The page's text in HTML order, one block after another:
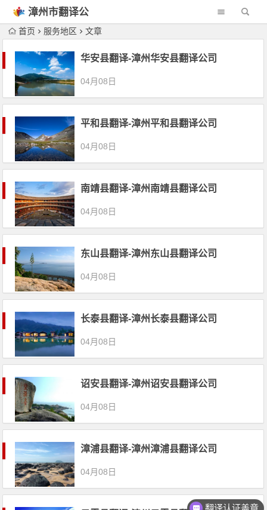
漳州市翻译公
司首页 服务地区 文章
华安县翻译-漳州华安县翻译公司
04月08日
平和县翻译-漳州平和县翻译公司
04月08日
南靖县翻译-漳州南靖县翻译公司
04月08日
东山县翻译-漳州东山县翻译公司
04月08日
长泰县翻译-漳州长泰县翻译公司
04月08日
诏安县翻译-漳州诏安县翻译公司
04月08日
漳浦县翻译-漳州漳浦县翻译公司
04月08日
翻译认证盖章